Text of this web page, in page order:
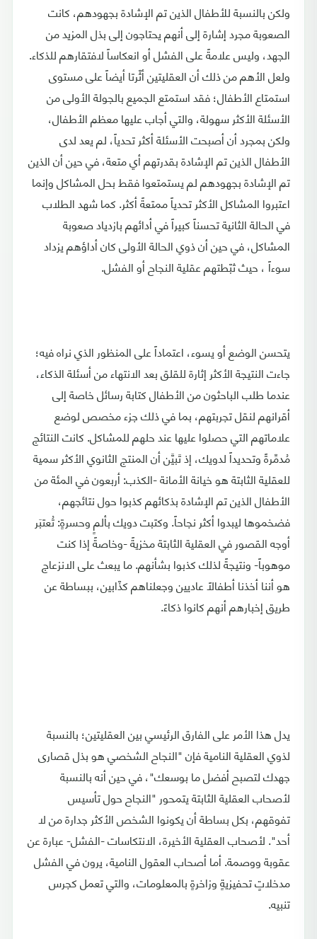
ولكن بالنسبة للأطفال الذين تم الإشادة بجهودهم، كانت
الصعوبة مجرد إشارة إلى أنهم يحتاجون إلى بذل المزيد من
الجهد، وليس علامةً على الفشل أو انعكاساً لافتقارهم للذكاء.
ولعل الأهم من ذلك أن العقليتين أثّرتا أيضاً على مستوى
استمتاع الأطفال؛ فقد استمتع الجميع بالجولة الأولى من
الأسئلة الأكثر سهولة، والتي أجاب عليها معظم الأطفال،
ولكن بمجرد أن أصبحت الأسئلة أكثر تحدياً، لم يعد لدى
الأطفال الذين تم الإشادة بقدرتهم أي متعة، في حين أن الذين
تم الإشادة بجهودهم لم يستمتعوا فقط بحل المشاكل وإنما
اعتبروا المشاكل الأكثر تحدياً ممتعةً أكثر. كما شهد الطلاب
في الحالة الثانية تحسناً كبيراً في أدائهم بازدياد صعوبة
المشاكل، في حين أن ذوي الحالة الأولى كان أداؤهم يزداد
سوءاً ، حيث ثبّطتهم عقلية النجاح أو الفشل.
يتحسن الوضع أو يسوء، اعتماداً على المنظور الذي نراه فيه؛
جاءت النتيجة الأكثر إثارة للقلق بعد الانتهاء من أسئلة الذكاء،
عندما طلب الباحثون من الأطفال كتابة رسائل خاصة إلى
أقرانهم لنقل تجربتهم، بما في ذلك جزء مخصص لوضع
علاماتهم التي حصلوا عليها عند حلهم للمشاكل. كانت النتائج
مُدمِّرةً وتحديداً لدويك، إذ تَبيَّن أن المنتج الثانوي الأكثر سمية
للعقلية الثابتة هو خيانة الأمانة -الكذب: أربعون في المئة من
الأطفال الذين تم الإشادة بذكائهم كذبوا حول نتائجهم،
فضخموها ليبدوا أكثر نجاحاً. وكتبت دويك بألمٍ وحسرةٍ: تُعتبَر
أوجه القصور في العقلية الثابتة مخزيةً -وخاصةً إذا كنت
موهوباً- ونتيجةً لذلك كذبوا بشأنهم. ما يبعث على الانزعاج
هو أننا أخذنا أطفالاً عاديين وجعلناهم كذّابين، ببساطة عن
طريق إخبارهم أنهم كانوا ذكاءً.
يدل هذا الأمر على الفارق الرئيسي بين العقليتين؛ بالنسبة
لذوي العقلية النامية فإن "النجاح الشخصي هو بذل قصارى
جهدك لتصبح أفضل ما بوسعك"، في حين أنه بالنسبة
لأصحاب العقلية الثابتة يتمحور "النجاح حول تأسيس
تفوقهم، بكل بساطة أن يكونوا الشخص الأكثر جدارة من لا
أحد". لأصحاب العقلية الأخيرة، الانتكاسات -الفشل- عبارة عن
عقوبة ووصمة. أما أصحاب العقول النامية، يرون في الفشل
مدخلاتٍ تحفيزيةٍ وزاخرةٍ بالمعلومات، والتي تعمل كجرس
تنبيه.